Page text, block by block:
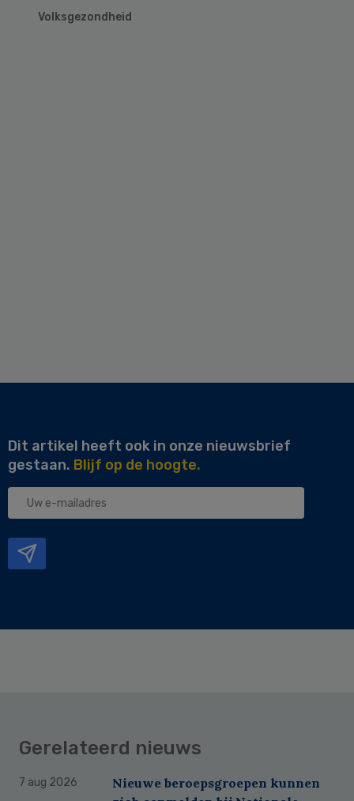
Volksgezondheid
Dit artikel heeft ook in onze nieuwsbrief
gestaan. Blijf op de hoogte.
Uw
Gerelateerd nieuws
7 aug 2026
Nieuwe beroepsgroepen kunnen